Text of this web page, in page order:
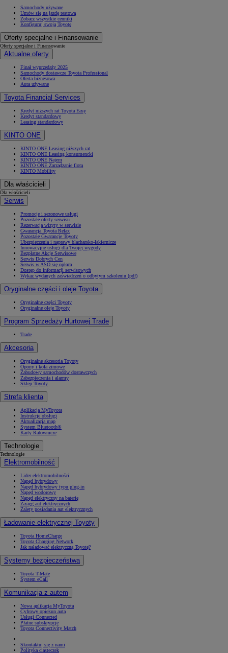
Samochody używane
Umów się na jazdę testową
Zobacz wszystkie cenniki
Konfiguruj swoją Toyotę
Oferty specjalne i Finansowanie
Oferty specjalne i Finansowanie
Aktualne oferty
Finał wyprzedaży 2025
Samochody dostawcze Toyota Professional
Oferta biznesowa
Auta używane
Toyota Financial Services
Kredyt niższych rat Toyota Easy
Kredyt standardowy
Leasing standardowy
KINTO ONE
KINTO ONE Leasing niższych rat
KINTO ONE Leasing konsumencki
KINTO ONE Najem
KINTO ONE Zarządzanie flotą
KINTO Mobility
Dla właścicieli
Dla właścicieli
Serwis
Promocje i sezonowe usługi
Pozostałe oferty serwisu
Rezerwacja wizyty w serwisie
Gwarancja Toyota Relax
Pozostałe Gwarancje Toyoty
Ubezpieczenia i naprawy blacharsko-lakiernicze
Innowacyjne usługi dla Twojej wygody
Bezpłatne Akcje Serwisowe
Serwis Dobrych Cen
Serwis w ASO się opłaca
Dostęp do informacji serwisowych
Wykaz wydanych zaświadczeń o odbytym szkoleniu (pdf)
Oryginalne części i oleje Toyota
Oryginalne części Toyoty
Oryginalne oleje Toyoty
Program Sprzedaży Hurtowej Trade
Trade
Akcesoria
Oryginalne akcesoria Toyoty
Opony i koła zimowe
Zabudowy samochodów dostawczych
Zabezpieczenia i alarmy
Sklep Toyoty
Strefa klienta
Aplikacja MyToyota
Instrukcje obsługi
Aktualizacja map
System Bluetooth®
Karty Ratownicze
Technologie
Technologie
Elektromobilność
Lider elektromobilności
Napęd hybrydowy
Napęd hybrydowy typu plug-in
Napęd wodorowy
Napęd elektryczny na baterię
Zasięg aut elektrycznych
Zalety posiadania aut elektrycznych
Ładowanie elektrycznej Toyoty
Toyota HomeCharge
Toyota Charging Network
Jak naładować elektryczną Toyotę?
Systemy bezpieczeństwa
Toyota T-Mate
System eCall
Komunikacja z autem
Nowa aplikacja MyToyota
Cyfrowy opiekun auta
Usługi Connected
Płatne subskrypcje
Toyota Connectivity Match
Skontaktuj się z nami
Polityka ciasteczek